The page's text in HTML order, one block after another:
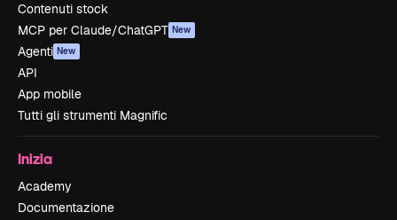
Contenuti stock
MCP per Claude/ChatGPT New
Agenti New
API
App mobile
Tutti gli strumenti Magnific
Inizia
Academy
Documentazione